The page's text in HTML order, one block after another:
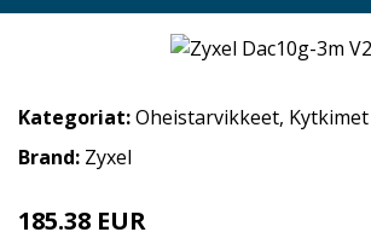
Kategoriat:Oheistarvikkeet, Kytkimet
Brand: Zyxel
185.38 EUR